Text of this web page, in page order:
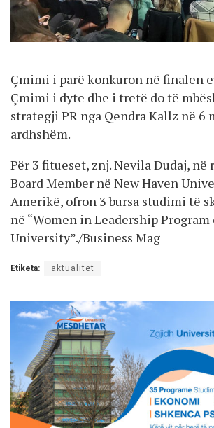
Çmimi i parë konkuron në finalen
Çmimi i dyte dhe i tretë do të
strategji PR nga Qendra Kallz në 6
ardhshëm.
Për 3 fitueset, znj. Nevila Dudaj,
Board Member në New Haven
Amerikë, ofron 3 bursa studimi të
në “Women in Leadership Program
University”./Business Mag
Etiketa: aktualitet